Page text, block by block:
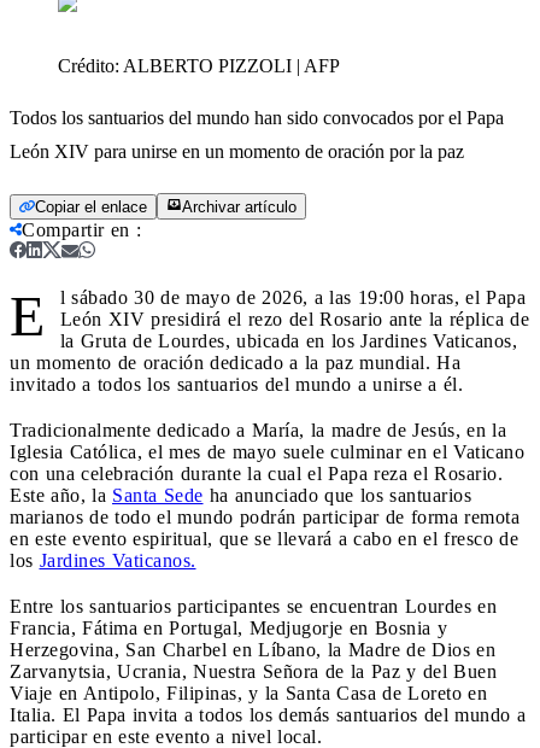
Crédito: ALBERTO PIZZOLI | AFP
Todos los santuarios del mundo han sido convocados por el Papa
León XIV para unirse en un momento de oración por la paz
Copiar el enlace Archivar artículo
Compartir en :
E
l sábado 30 de mayo de 2026, a las 19:00 horas, el Papa
León XIV presidirá el rezo del Rosario ante la réplica de
la Gruta de Lourdes, ubicada en los Jardines Vaticanos,
un momento de oración dedicado a la paz mundial. Ha
invitado a todos los santuarios del mundo a unirse a él.
Tradicionalmente dedicado a María, la madre de Jesús, en la
Iglesia Católica, el mes de mayo suele culminar en el Vaticano
con una celebración durante la cual el Papa reza el Rosario.
Este año, la Santa Sede ha anunciado que los santuarios
marianos de todo el mundo podrán participar de forma remota
en este evento espiritual, que se llevará a cabo en el fresco de
los Jardines Vaticanos.
Entre los santuarios participantes se encuentran Lourdes en
Francia, Fátima en Portugal, Medjugorje en Bosnia y
Herzegovina, San Charbel en Líbano, la Madre de Dios en
Zarvanytsia, Ucrania, Nuestra Señora de la Paz y del Buen
Viaje en Antipolo, Filipinas, y la Santa Casa de Loreto en
Italia. El Papa invita a todos los demás santuarios del mundo a
participar en este evento a nivel local.